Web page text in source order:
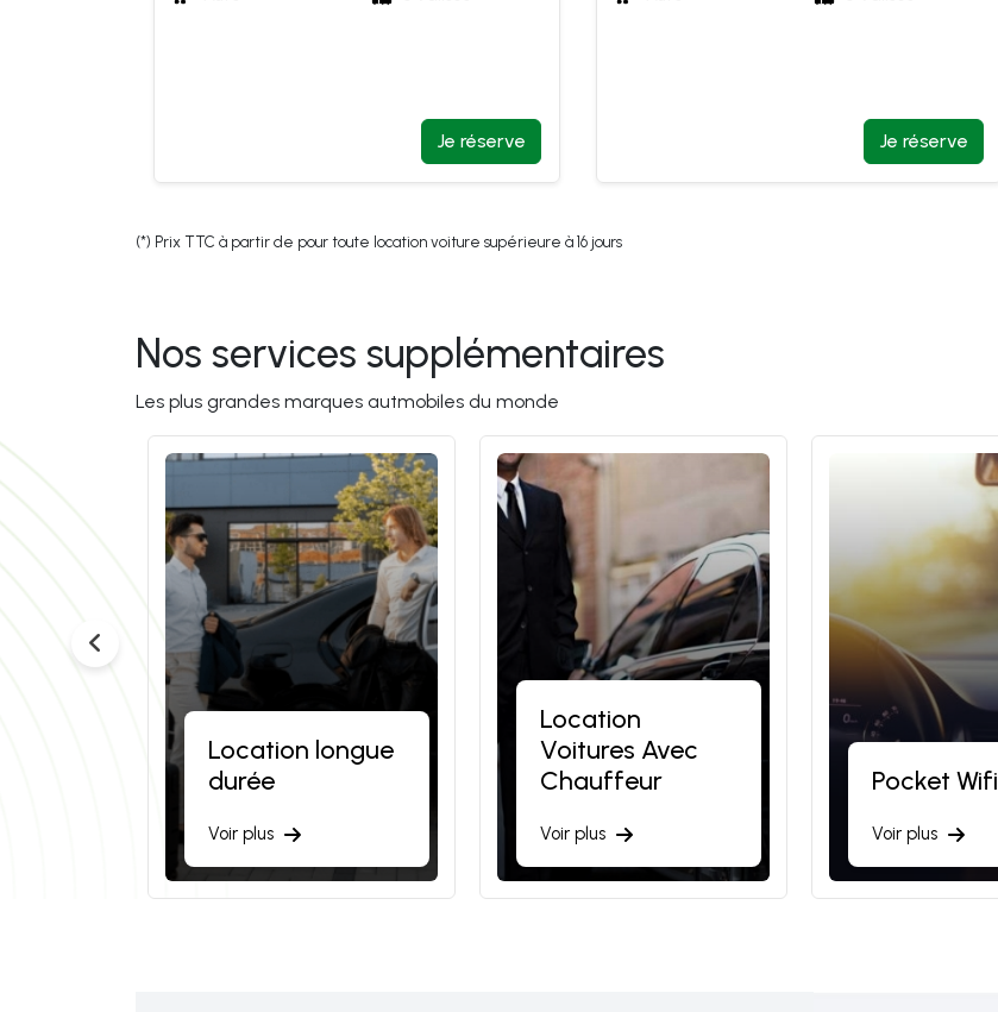
Je réserve Je réserve
(*) Prix TTC à partir de pour toute location voiture supérieure à 16 jours
Nos services supplémentaires
Les plus grandes marques autmobiles du monde
Location longue
durée
Voir plus
Location
Voitures Avec
Chauffeur
Voir plus
Pocket Wifi
Voir plus